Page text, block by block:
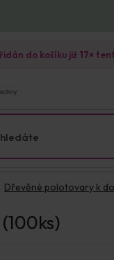
do košíku již 17×
Dřevěné polotovary k